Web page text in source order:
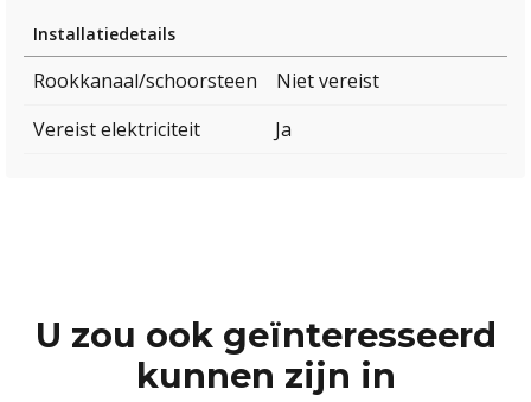
Installatiedetails
Rookkanaal/schoorsteen
Niet vereist
Vereist elektriciteit
Ja
U zou ook geïnteresseerd
kunnen zijn in